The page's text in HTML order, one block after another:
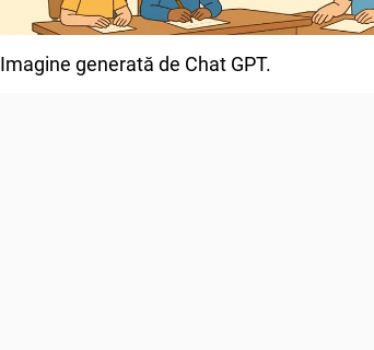
Imagine generată de Chat GPT.